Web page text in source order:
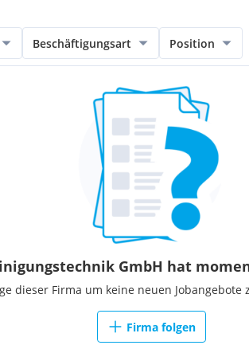
Beschäftigungsart Position
GmbH hat
dieser Firma um keine neuen Jobangebote
Firma folgen